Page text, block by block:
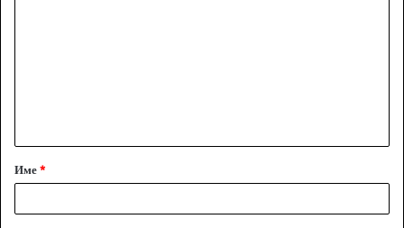
а
р
Име*